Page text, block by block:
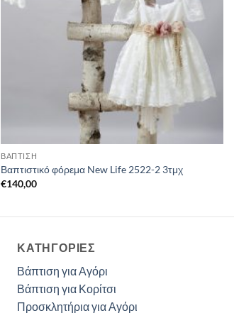
ΒΑΠΤΙΣΗ
Βαπτιστικό φόρεμα New Life 2522-2 3τμχ
€140,00
ΚΑΤΗΓΟΡΊΕΣ
Βάπτιση για Αγόρι
Βάπτιση για Κορίτσι
Προσκλητήρια για Αγόρι